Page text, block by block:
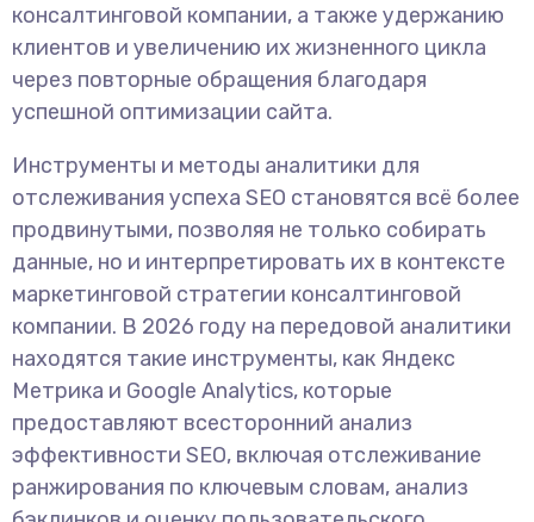
консалтинговой компании, а также удержанию
клиентов и увеличению их жизненного цикла
через повторные обращения благодаря
успешной оптимизации сайта.
Инструменты и методы аналитики для
отслеживания успеха SEO становятся всё более
продвинутыми, позволяя не только собирать
данные, но и интерпретировать их в контексте
маркетинговой стратегии консалтинговой
компании. В 2026 году на передовой аналитики
находятся такие инструменты, как Яндекс
Метрика и Google Analytics, которые
предоставляют всесторонний анализ
эффективности SEO, включая отслеживание
ранжирования по ключевым словам, анализ